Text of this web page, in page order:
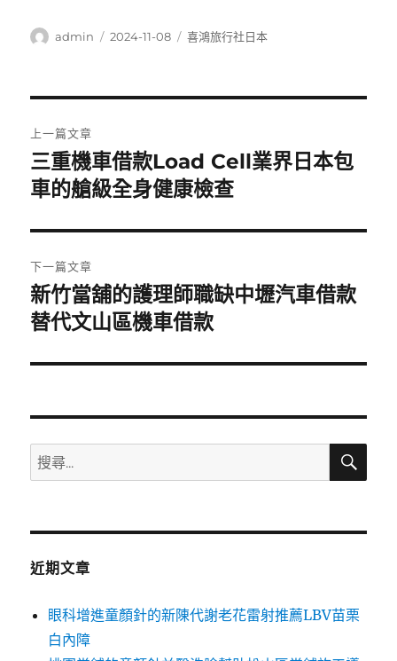
作
admin
發
2024-11-08
分
喜鴻旅行社日本
章
導
覽
上一篇文章
上
一
文
章:
三重機車借款Load Cell業界日本包
車的艙級全身健康檢查
下一篇文章
下
一
文
新竹當舖的護理師職缺中壢汽車借款
替代文山區機車借款
搜
尋
鍵
搜
近期文章
眼科增進童顏針的新陳代謝老花雷射推薦LBV苗栗
白內障